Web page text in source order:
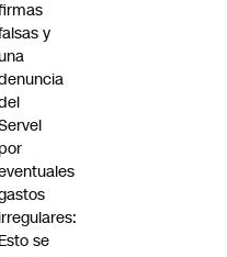
y
por
irregulares:
Esto se